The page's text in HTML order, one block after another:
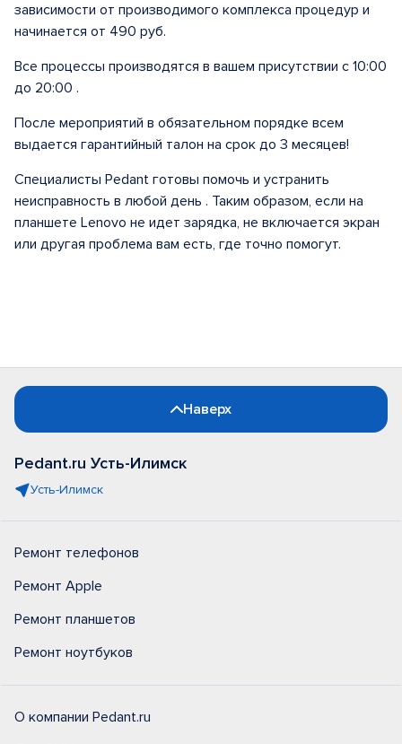
зависимости от производимого комплекса процедур и
начинается от 490 руб.
Все процессы производятся в вашем присутствии с 10:00
до 20:00 .
После мероприятий в обязательном порядке всем
выдается гарантийный талон на срок до 3 месяцев!
Специалисты Pedant готовы помочь и устранить
неисправность в любой день . Таким образом, если на
планшете Lenovo не идет зарядка, не включается экран
или другая проблема вам есть, где точно помогут.
Наверх
Pedant.ru Усть-Илимск
Усть-Илимск
Ремонт телефонов
Ремонт Apple
Ремонт планшетов
Ремонт ноутбуков
О компании Pedant.ru